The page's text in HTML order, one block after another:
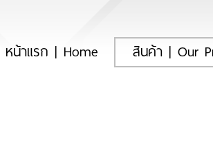
หน้าแรก | Home (current)สินค้า | Our